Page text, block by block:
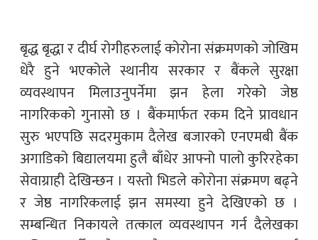
बृद्ध बृद्धा र दीर्घ रोगीहरुलाई कोरोना संक्रमणको जोखिम
धेरै हुने भएकोले स्थानीय सरकार र बैंकले सुरक्षा
व्यवस्थापन मिलाउनुपर्नेमा झन हेला गरेको जेष्ठ
नागरिकको गुनासो छ । बैंकमार्फत रकम दिने प्रावधान
सुरु भएपछि सदरमुकाम दैलेख बजारको एनएमबी बैंक
अगाडिको बिद्यालयमा हुलै बाँधेर आफ्नो पालो कुरिरहेका
सेवाग्राही देखिन्छन । यस्तो भिडले कोरोना संक्रमण बढ्ने
र जेष्ठ नागरिकलाई झन समस्या हुने देखिएको छ ।
सम्बन्धित निकायले तत्काल व्यवस्थापन गर्न दैलेखका